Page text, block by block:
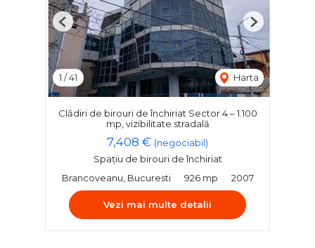
1 /41 Harta
Previous Next
Clădiri de birouri de închiriat Sector 4 – 1.100
mp, vizibilitate stradală
7,408 € (negociabil)
Spațiu de birouri de închiriat
Brancoveanu, Bucuresti
926 mp 2007
Vezi mai multe detalii